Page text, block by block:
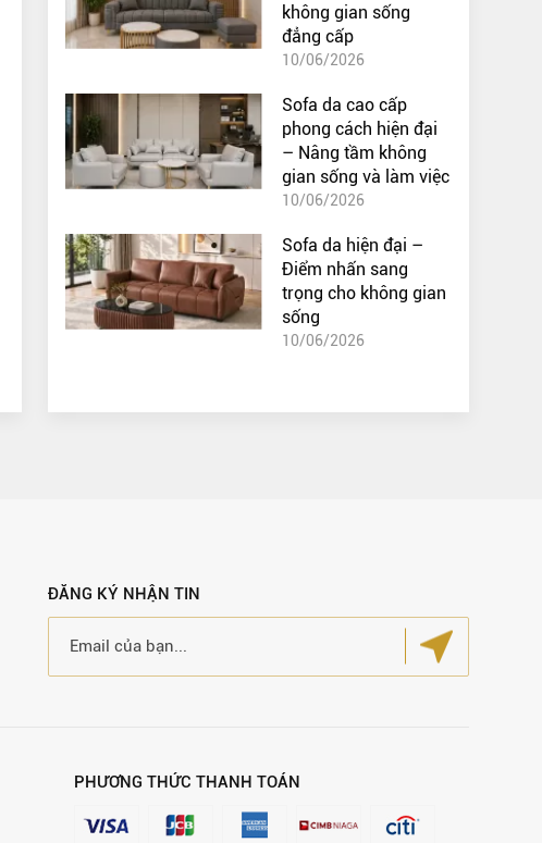
không gian sống
đẳng cấp
10/06/2026
Sofa da cao cấp
phong cách hiện đại
– Nâng tầm không
gian sống và làm việc
10/06/2026
Sofa da hiện đại –
Điểm nhấn sang
trọng cho không gian
sống
10/06/2026
ĐĂNG KÝ NHẬN TIN
PHƯƠNG THỨC THANH TOÁN